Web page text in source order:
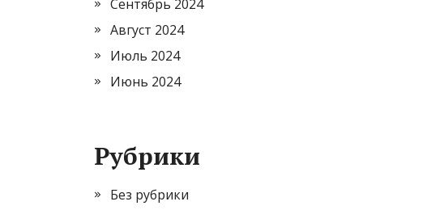
Сентябрь 2024
Август 2024
Июль 2024
Июнь 2024
Рубрики
Без рубрики